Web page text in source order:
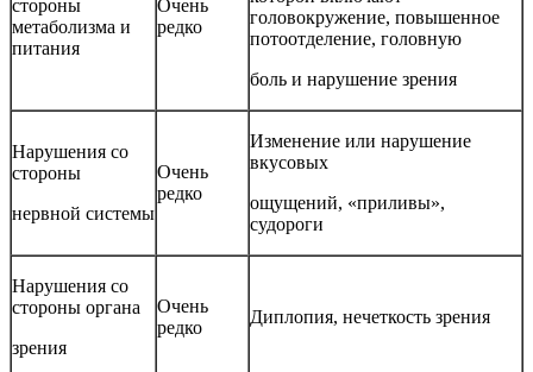
стороны
метаболизма и
питания
Очень
редко
головокружение, повышенное
потоотделение, головную
боль и нарушение зрения
Нарушения со
стороны
нервной системы
Очень
редко
Изменение или нарушение
вкусовых
ощущений, «приливы»,
судороги
Нарушения со
стороны органа
зрения
Очень
редко
Диплопия, нечеткость зрения